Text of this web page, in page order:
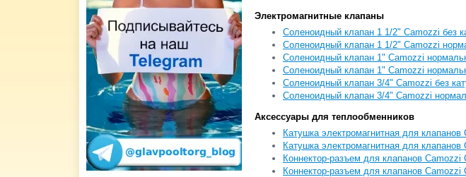
Электромагнитные клапаны
Соленоидный клапан 1 1/2" Camozzi без
Соленоидный клапан 1 1/2" Camozzi
Соленоидный клапан 1" Camozzi
Соленоидный клапан 1" Camozzi
Соленоидный клапан 3/4" Camozzi без
Соленоидный клапан 3/4" Camozzi
Аксессуары для теплообменников
Катушка электромагнитная для
Катушка электромагнитная для
Коннектор-разъем для клапанов
Коннектор-разъем для клапанов